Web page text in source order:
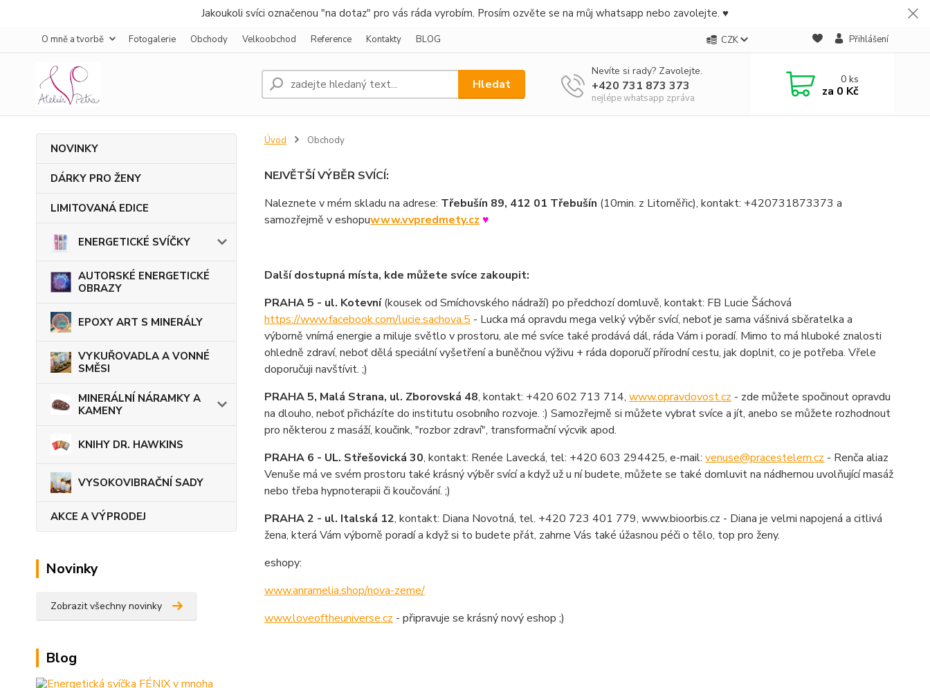
Jakoukoli svíci označenou "na dotaz" pro vás ráda vyrobím. Prosím ozvěte se na můj whatsapp nebo zavolejte. ♥
O mně a tvorbě Fotogalerie Obchody Velkoobchod Reference Kontakty BLOG CZK Přihlášení
Hledat
Nevíte si rady? Zavolejte.
+420 731 873 373
nejlépe whatsapp zpráva
0ks
za 0 Kč
NOVINKY
DÁRKY PRO ŽENY
LIMITOVANÁ EDICE
ENERGETICKÉ SVÍČKY
AUTORSKÉ ENERGETICKÉ
OBRAZY
EPOXY ART S MINERÁLY
VYKUŘOVADLA A VONNÉ
SMĚSI
MINERÁLNÍ NÁRAMKY A
KAMENY
KNIHY DR. HAWKINS
VYSOKOVIBRAČNÍ SADY
AKCE A VÝPRODEJ
Novinky
Zobrazit všechny novinky
Blog
Úvod Obchody
NEJVĚTŠÍ VÝBĚR SVÍCÍ:
Naleznete v mém skladu na adrese: Třebušín 89, 412 01 Třebušín (10min. z Litoměřic), kontakt: +420731873373 a
samozřejmě v eshopuwww.vvpredmety.cz ♥
Další dostupná místa, kde můžete svíce zakoupit:
PRAHA 5 - ul. Kotevní(kousek od Smíchovského nádraží) po předchozí domluvě, kontakt: FB Lucie Šáchová
https://www.facebook.com/lucie.sachova.5 - Lucka má opravdu mega velký výběr svící, neboť je sama vášnivá sběratelka a
výborně vnímá energie a miluje světlo v prostoru, ale mé svíce také prodává dál, ráda Vám i poradí. Mimo to má hluboké znalosti
ohledně zdraví, neboť dělá speciální vyšetření a buněčnou výživu + ráda doporučí přírodní cestu, jak doplnit, co je potřeba. Vřele
doporučuji navštívit. ;)
PRAHA 5, Malá Strana, ul. Zborovská 48, kontakt: +420 602 713 714, www.opravdovost.cz - zde můžete spočinout opravdu
na dlouho, neboť přicházíte do institutu osobního rozvoje. :) Samozřejmě si můžete vybrat svíce a jít, anebo se můžete rozhodnout
pro některou z masáží, koučink, "rozbor zdraví", transformační výcvik apod.
PRAHA 6 - UL. Střešovická 30, kontakt: Renée Lavecká, tel: +420 603 294425, e-mail: venuse@pracestelem.cz - Renča aliaz
Venuše má ve svém prostoru také krásný výběr svící a když už u ní budete, můžete se také domluvit na nádhernou uvolňující masáž
nebo třeba hypnoterapii či koučování. ;)
PRAHA 2 - ul. Italská 12, kontakt: Diana Novotná, tel. +420 723 401 779, www.bioorbis.cz - Diana je velmi napojená a citlivá
žena, která Vám výborně poradí a když si to budete přát, zahrne Vás také úžasnou péči o tělo, top pro ženy.
eshopy:
www.anramelia.shop/nova-zeme/
www.loveoftheuniverse.cz - připravuje se krásný nový eshop ;)